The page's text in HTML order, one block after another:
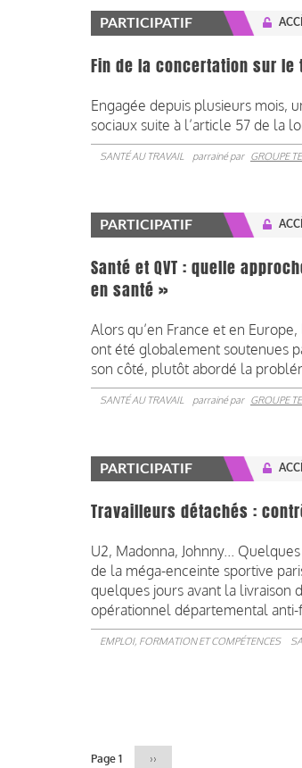
PARTICIPATIF
Fin de la concertation sur
Engagée depuis plusieurs mois,
sociaux suite à l’article 57 de la
SANTÉ AU TRAVAIL parrainé par GROUPE
PARTICIPATIF
Santé et QVT : quelle
en santé »
Alors qu’en France et en
ont été globalement soutenues
son côté, plutôt abordé la
SANTÉ AU TRAVAIL parrainé par GROUPE
PARTICIPATIF
Travailleurs détachés :
U2, Madonna, Johnny...
de la méga-enceinte sportive
quelques jours avant la livraison
opérationnel départemental anti-
EMPLOI, FORMATION ET COMPÉTENCES
Page 1
Page
››